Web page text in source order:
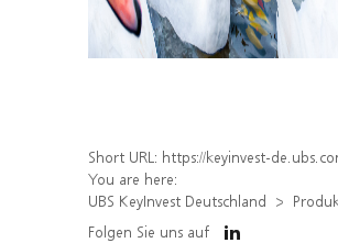
Short URL: https://keyinvest-de.ubs.com/produkt/detail/index/isin/
You are here:
UBS KeyInvest Deutschland
Folgen Sie uns auf